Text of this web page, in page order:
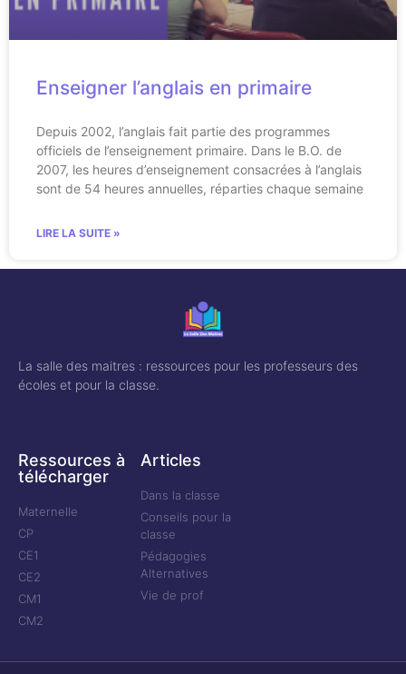
Enseigner l’anglais en primaire
Depuis 2002, l’anglais fait partie des programmes
officiels de l’enseignement primaire. Dans le B.O. de
2007, les heures d’enseignement consacrées à l’anglais
sont de 54 heures annuelles, réparties chaque semaine
LIRE LA SUITE »
La salle des maitres : ressources pour les professeurs des
écoles et pour la classe.
Ressources à
télécharger
Maternelle
CP
CE1
CE2
CM1
CM2
Articles
Dans la classe
Conseils pour la
classe
Pédagogies
Alternatives
Vie de prof